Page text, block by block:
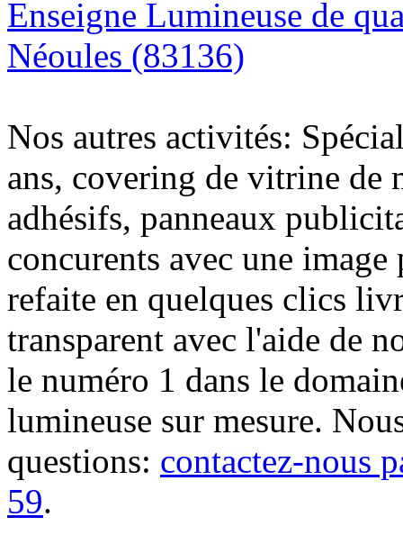
Enseigne Lumineuse de
Néoules (83136)
Nos autres activités:
ans, covering de vitrine de
adhésifs, panneaux
concurents avec une
refaite en quelques clics
transparent avec l'aide de
le numéro 1 dans le
lumineuse sur mesure.
questions: contactez-nous
59.